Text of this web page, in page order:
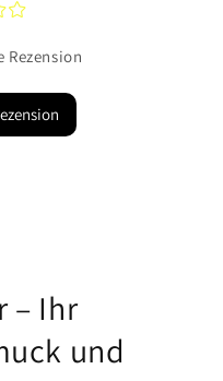
¤
Rezension
– Ihr
und